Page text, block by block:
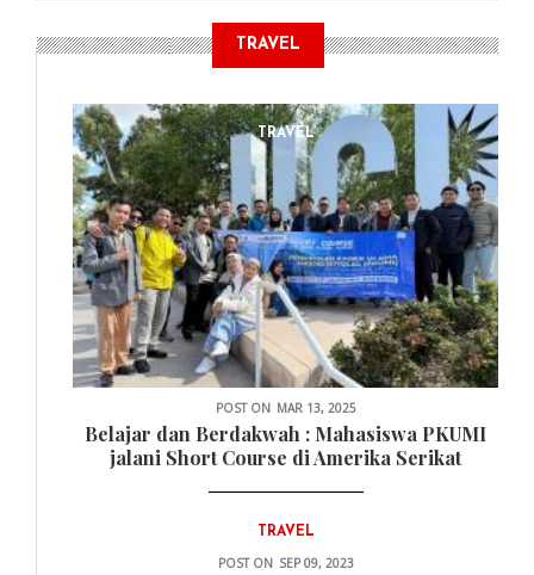
TRAVEL
TRAVEL
POST ON MAR 13, 2025
Belajar dan Berdakwah : Mahasiswa PKUMI
jalani Short Course di Amerika Serikat
TRAVEL
POST ON SEP 09, 2023